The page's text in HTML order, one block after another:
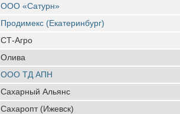
ООО «Сатурн»
Продимекс (Екатеринбург)
СТ-Агро
Олива
ООО ТД АПН
Сахарный Альянс
Сахаропт (Ижевск)